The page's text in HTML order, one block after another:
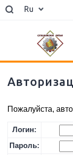
Ru
Пожалуйста,
Логин:
Пароль: